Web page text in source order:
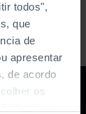
todos",
que
de
apresentar
de acordo
os